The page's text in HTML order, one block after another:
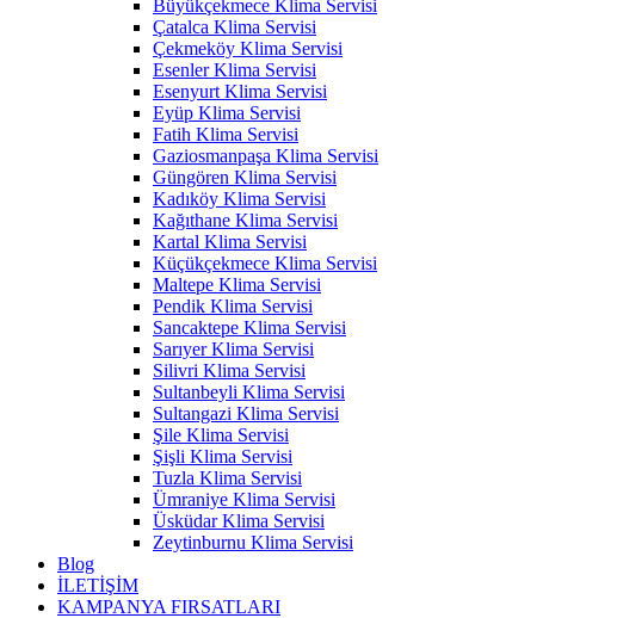
Büyükçekmece Klima Servisi
Çatalca Klima Servisi
Çekmeköy Klima Servisi
Esenler Klima Servisi
Esenyurt Klima Servisi
Eyüp Klima Servisi
Fatih Klima Servisi
Gaziosmanpaşa Klima Servisi
Güngören Klima Servisi
Kadıköy Klima Servisi
Kağıthane Klima Servisi
Kartal Klima Servisi
Küçükçekmece Klima Servisi
Maltepe Klima Servisi
Pendik Klima Servisi
Sancaktepe Klima Servisi
Sarıyer Klima Servisi
Silivri Klima Servisi
Sultanbeyli Klima Servisi
Sultangazi Klima Servisi
Şile Klima Servisi
Şişli Klima Servisi
Tuzla Klima Servisi
Ümraniye Klima Servisi
Üsküdar Klima Servisi
Zeytinburnu Klima Servisi
Blog
İLETİŞİM
KAMPANYA FIRSATLARI